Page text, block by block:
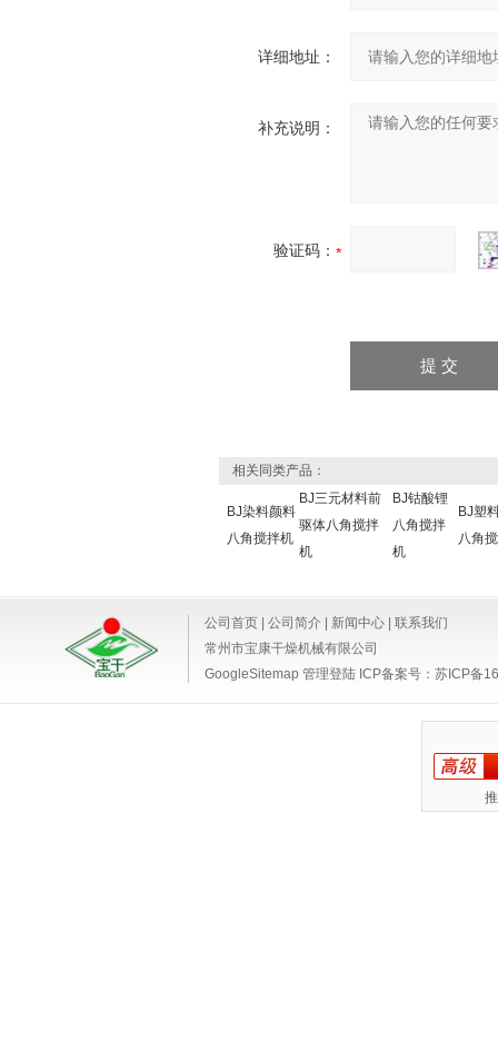
详细地址：
补充说明：
验证码：
相关同类产品：
BJ染料颜料
八角搅拌机
BJ三元材料前
驱体八角搅拌
机
BJ钴酸锂
八角搅拌
机
BJ塑
八角
公司首页 公司简介 新闻中心
联系我们
常州市宝康干燥机械有限公司
GoogleSitemap 管理登陆 ICP备案号： 苏ICP备